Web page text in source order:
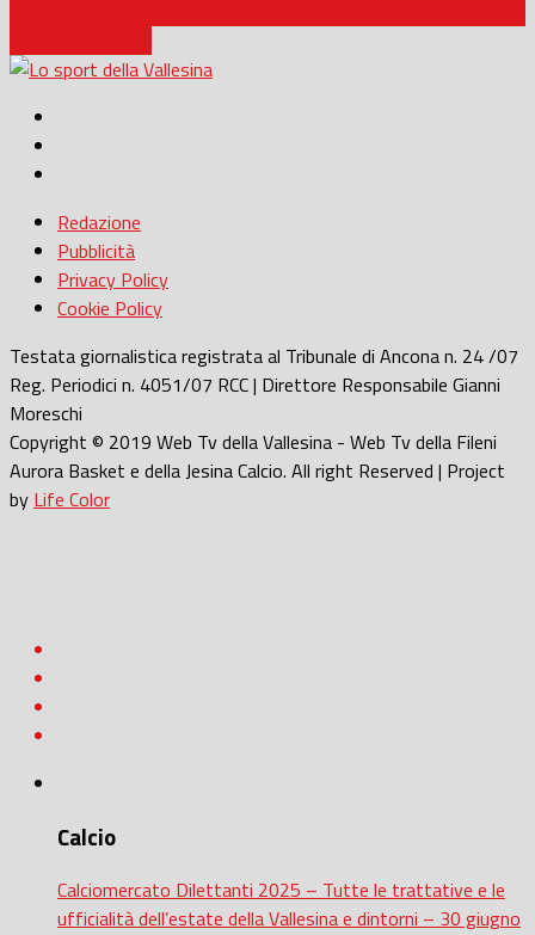
Redazione
Pubblicità
Privacy Policy
Cookie Policy
Testata giornalistica registrata al Tribunale di Ancona n. 24 /07
Reg. Periodici n. 4051/07 RCC | Direttore Responsabile Gianni
Moreschi
Copyright © 2019 Web Tv della Vallesina - Web Tv della Fileni
Aurora Basket e della Jesina Calcio. All right Reserved | Project
by Life Color
Calcio
Calciomercato Dilettanti 2025 – Tutte le trattative e le
ufficialità dell’estate della Vallesina e dintorni – 30 giugno